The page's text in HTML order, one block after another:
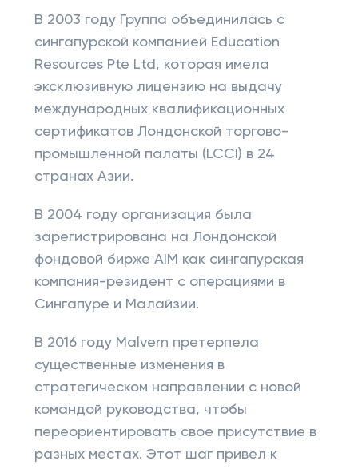
В 2003 году Группа объединилась с
сингапурской компанией Education
Resources Pte Ltd, которая имела
эксклюзивную лицензию на выдачу
международных квалификационных
сертификатов Лондонской торгово-
промышленной палаты (LCCI) в 24
странах Азии.
В 2004 году организация была
зарегистрирована на Лондонской
фондовой бирже AIM как сингапурская
компания-резидент с операциями в
Сингапуре и Малайзии.
В 2016 году Malvern претерпела
существенные изменения в
стратегическом направлении с новой
командой руководства, чтобы
переориентировать свое присутствие в
разных местах. Этот шаг привел к